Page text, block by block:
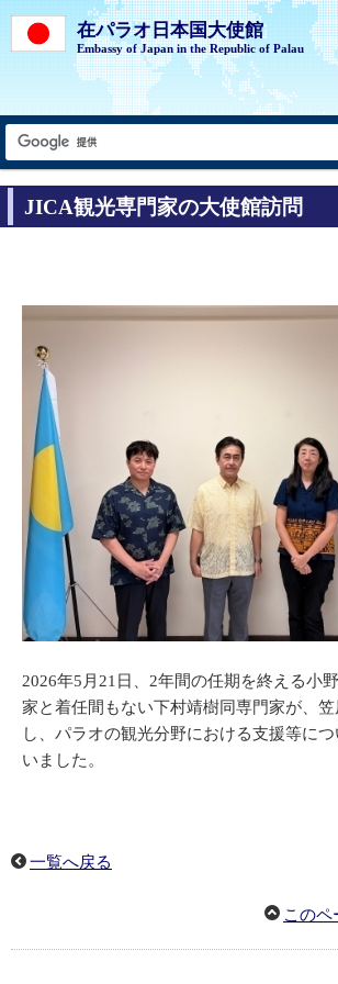
在パラオ日本国大使館
Embassy of Japan in the Republic of Palau
JICA観光専門家の大使館訪問
2026年5月21日、2年間の任期を終える小
家と着任間もない下村靖樹同専門家が、
し、パラオの観光分野における支援等に
いました。
一覧へ戻る
このペ